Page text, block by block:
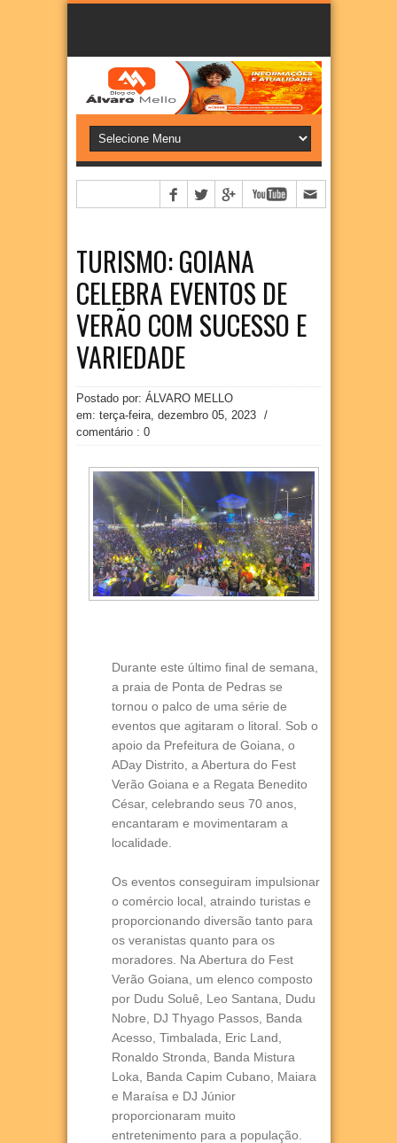
TURISMO: GOIANA
CELEBRA EVENTOS DE
VERÃO COM SUCESSO E
VARIEDADE
Postado por: ÁLVARO MELLO
em: terça-feira, dezembro 05, 2023
/
comentário : 0
Durante este último final de semana,
a praia de Ponta de Pedras se
tornou o palco de uma série de
eventos que agitaram o litoral. Sob o
apoio da Prefeitura de Goiana, o
ADay Distrito, a Abertura do Fest
Verão Goiana e a Regata Benedito
César, celebrando seus 70 anos,
encantaram e movimentaram a
localidade.
Os eventos conseguiram impulsionar
o comércio local, atraindo turistas e
proporcionando diversão tanto para
os veranistas quanto para os
moradores. Na Abertura do Fest
Verão Goiana, um elenco composto
por Dudu Soluê, Leo Santana, Dudu
Nobre, DJ Thyago Passos, Banda
Acesso, Timbalada, Eric Land,
Ronaldo Stronda, Banda Mistura
Loka, Banda Capim Cubano, Maiara
e Maraísa e DJ Júnior
proporcionaram muito
entretenimento para a população.